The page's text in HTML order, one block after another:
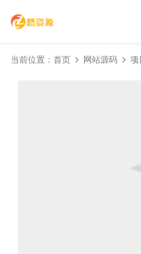
当前位置： 首页 网站源码 项